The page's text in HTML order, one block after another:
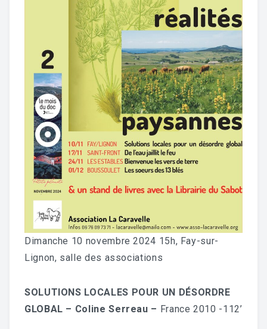
Genre
PUBLICS
Très Jeune Public
Jeune Public
Intergénérationnel
L’ASSOCIATION
Présentation
Le Réseau
CONTACT
Dimanche 10 novembre 2024 15h, Fay-sur-
Lignon, salle des associations
SOLUTIONS LOCALES POUR UN DÉSORDRE
GLOBAL – Coline Serreau – France 2010 -112’